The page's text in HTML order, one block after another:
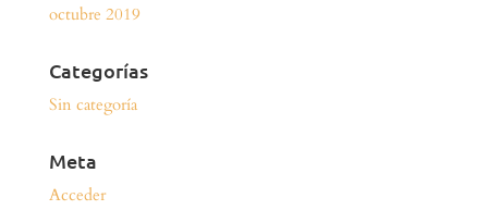
octubre 2019
Categorías
Sin categoría
Meta
Acceder